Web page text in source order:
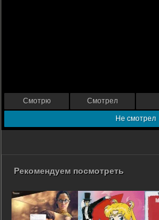
Смотрю Смотрел
Не смотрел
Рекомендуем посмотреть